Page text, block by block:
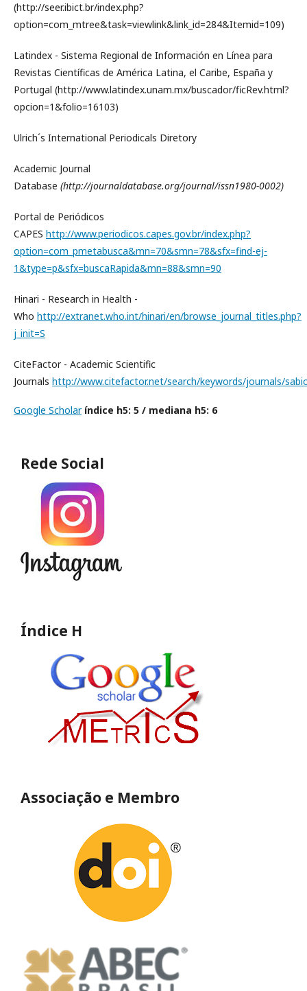
(http://seer.ibict.br/index.php?
option=com_mtree&task=viewlink&link_id=284&Itemid=109)
Latindex - Sistema Regional de Información en Línea para
Revistas Científicas de América Latina, el Caribe, España y
Portugal (http://www.latindex.unam.mx/buscador/ficRev.html?
opcion=1&folio=16103)
Ulrich´s International Periodicals Diretory
Academic Journal
Database (http://journaldatabase.org/journal/issn1980-0002)
Portal de Periódicos
CAPES http://www.periodicos.capes.gov.br/index.php?
option=com_pmetabusca&mn=70&smn=78&sfx=find-ej-
1&type=p&sfx=buscaRapida&mn=88&smn=90
Hinari - Research in Health -
Who http://extranet.who.int/hinari/en/browse_journal_titles.php?
j_init=S
CiteFactor - Academic Scientific
Journals http://www.citefactor.net/search/keywords/journals/
Google Scholar índice h5: 5 / mediana h5: 6
Rede Social
Índice H
Associação e Membro